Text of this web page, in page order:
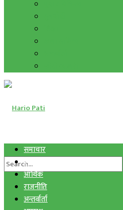
समाचार
स्वास्थ्य
आर्थिक
राजनीति
अन्तर्वार्ता